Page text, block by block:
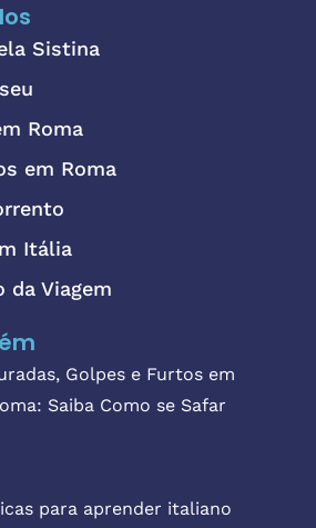
Sistina
Roma
em Roma
Itália
da Viagem
Golpes e Furtos em
Saiba Como se Safar
para aprender italiano